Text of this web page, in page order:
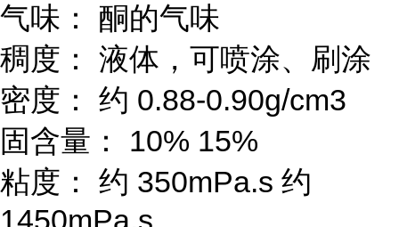
气味： 酮的气味
稠度： 液体，可喷涂、刷涂
密度： 约 0.88-0.90g/cm3
固含量： 10% 15%
粘度： 约 350mPa.s 约
1450mPa.s